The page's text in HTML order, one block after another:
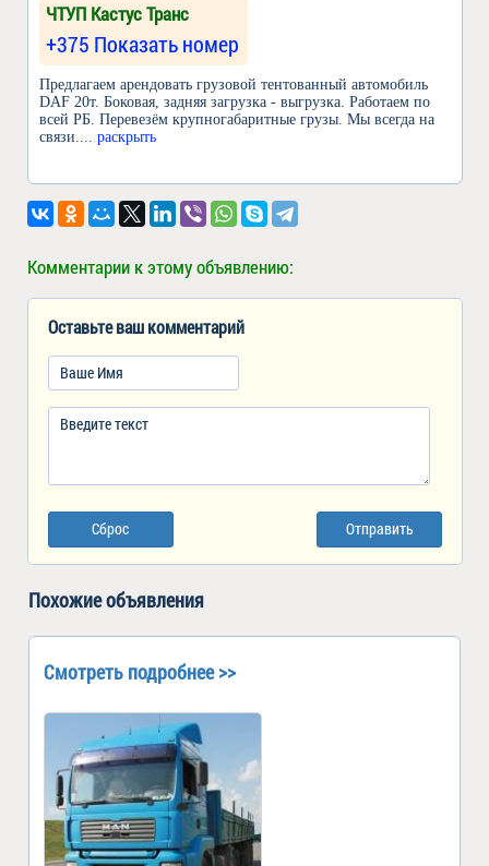
ЧТУП Кастус Транс
+375 Показать номер
Предлагаем арендовать грузовой тентованный автомобиль
DAF 20т. Боковая, задняя загрузка - выгрузка. Работаем по
всей РБ. Перевезём крупногабаритные грузы. Мы всегда на
связи.... раскрыть
Комментарии к этому объявлению:
Оставьте ваш комментарий
Сброс Отправить
Похожие объявления
Смотреть подробнее >>